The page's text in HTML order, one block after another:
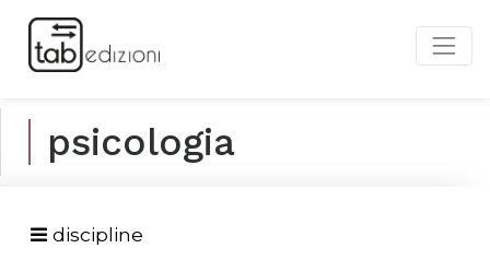
psicologia
discipline